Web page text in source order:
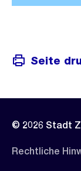
Seite
© 2026 Stadt
Rechtliche